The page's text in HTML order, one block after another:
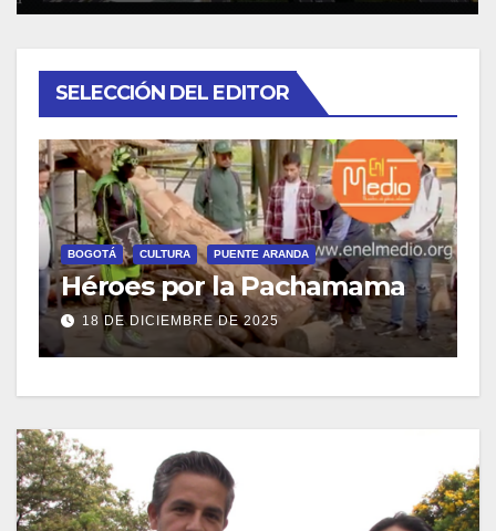
SELECCIÓN DEL EDITOR
BOGOTÁ CULTURA PUENTE ARANDA
Héroes por la Pachamama
18 DE DICIEMBRE DE 2025